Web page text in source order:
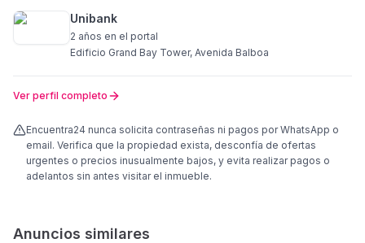
Unibank
2 años en el portal
Edificio Grand Bay Tower, Avenida Balboa
Ver perfil completo
Encuentra24 nunca solicita contraseñas ni pagos por WhatsApp o
email. Verifica que la propiedad exista, desconfía de ofertas
urgentes o precios inusualmente bajos, y evita realizar pagos o
adelantos sin antes visitar el inmueble.
Anuncios similares